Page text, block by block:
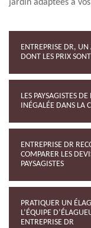
jardin adaptées à
ENTREPRISE DR, UN
DONT LES PRIX
LES PAYSAGISTES
INÉGALÉE DANS LA
ENTREPRISE DR
COMPARER LES
PAYSAGISTES
PRATIQUER UN
L’ÉQUIPE
ENTREPRISE DR